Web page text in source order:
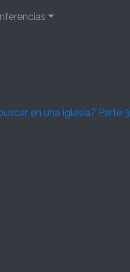
en una iglesia? Parte 3